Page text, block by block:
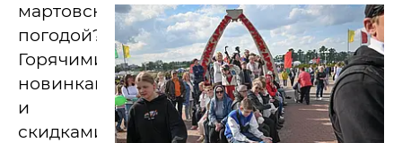
мартовской
погодой?
Горячими
новинками
и
скидками